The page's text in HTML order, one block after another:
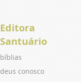
Editora
Santuário
bíblias
deus conosco